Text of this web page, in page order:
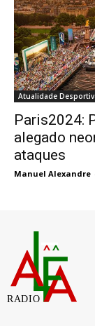
Atualidade
Paris2024:
alegado
ataques
Manuel Alexandre
RADIO